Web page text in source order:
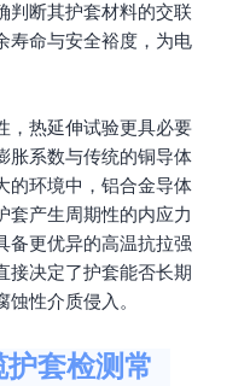
判断其护套材料的交联
寿命与安全裕度，为电
，热延伸试验更具必要
胀系数与传统的铜导体
的环境中，铝合金导体
套产生周期性的内应力
备更优异的高温抗拉强
接决定了护套能否长期
性介质侵入。
套检测常